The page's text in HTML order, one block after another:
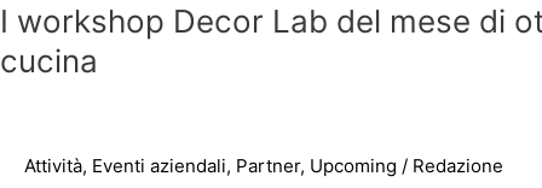
I workshop Decor Lab del mese di
cucina
Attività, Eventi aziendali, Partner, Upcoming / Redazione